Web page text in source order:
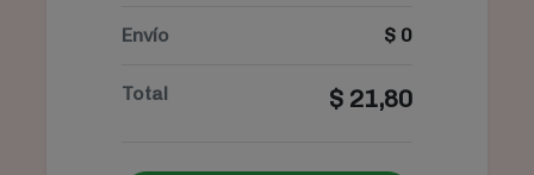
Envío $ 0
Total $ 21,80